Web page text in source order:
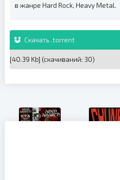
в жанре Hard Rock, Heavy Metal.
Скачать .torrent
[40.39 Kb] (cкачиваний: 30)